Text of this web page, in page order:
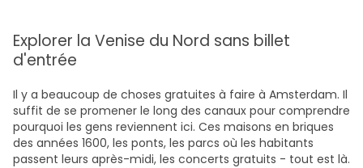
Explorer la Venise du Nord sans billet
d'entrée
Il y a beaucoup de choses gratuites à faire à Amsterdam. Il
suffit de se promener le long des canaux pour comprendre
pourquoi les gens reviennent ici. Ces maisons en briques
des années 1600, les ponts, les parcs où les habitants
passent leurs après-midi, les concerts gratuits - tout est là.